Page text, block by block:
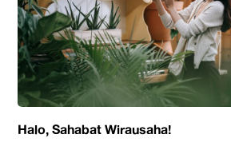
Halo, Sahabat Wirausaha!